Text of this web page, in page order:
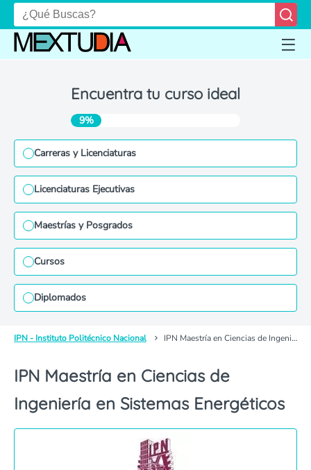
Encuentra tu curso ideal
9%
Carreras y Licenciaturas
Licenciaturas Ejecutivas
Maestrías y Posgrados
Cursos
Diplomados
IPN - Instituto Politécnico Nacional IPN Maestría en Ciencias de Ingeniería en Sistemas Energéticos
IPN Maestría en Ciencias de
Ingeniería en Sistemas Energéticos